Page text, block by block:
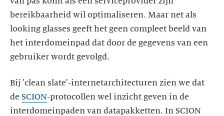
bereikbaarheid wil optimaliseren. Maar net als
looking glasses geeft het geen compleet beeld van
het interdomeinpad dat door de gegevens van een
gebruiker wordt gevolgd.
Bij 'clean slate'-internetarchitecturen zien we dat
de SCION-protocollen wel inzicht geven in de
interdomeinpaden van datapakketten. In SCION